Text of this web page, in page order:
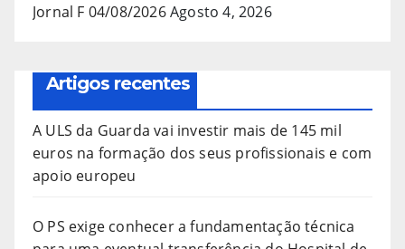
Jornal F 04/08/2026Agosto 4, 2026
Artigos recentes
A ULS da Guarda vai investir mais de 145 mil
euros na formação dos seus profissionais e com
apoio europeu
O PS exige conhecer a fundamentação técnica